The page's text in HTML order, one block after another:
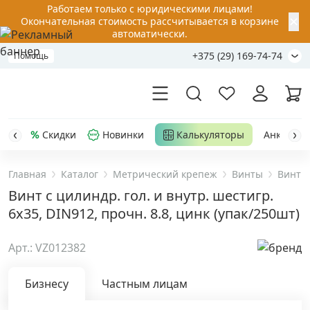
Работаем только с юридическими лицами!
Окончательная стоимость рассчитывается в корзине
автоматически.
Помощь +375 (29) 169-74-74
Акции
Распродажа
Уценка
Анкерная техника
Скидки Новинки Калькуляторы Анкер-
Главная Каталог Метрический крепеж Винты Винты
Винт с цилиндр. гол. и внутр. шестигр.
6х35, DIN912, прочн. 8.8, цинк (упак/250шт)
Арт.: VZ012382
Бизнесу Частным лицам